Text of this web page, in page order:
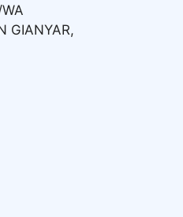
GIANYAR,